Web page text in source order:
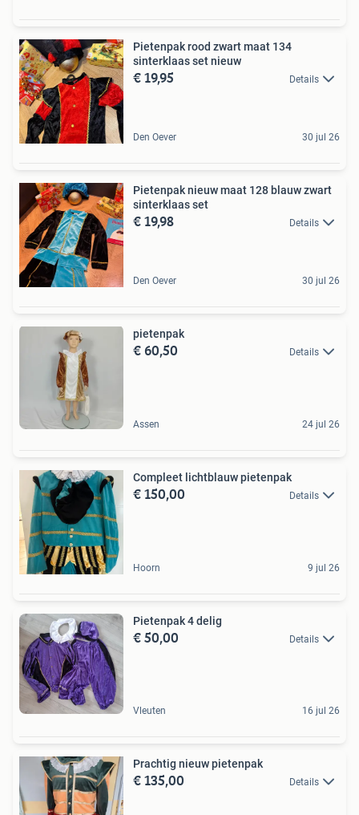
Pietenpak rood zwart maat 134
sinterklaas set nieuw
€ 19,95 Details
Den Oever 30 jul 26
Pietenpak nieuw maat 128 blauw zwart
sinterklaas set
€ 19,98 Details
Den Oever 30 jul 26
pietenpak
€ 60,50 Details
Assen 24 jul 26
Compleet lichtblauw pietenpak
€ 150,00 Details
Hoorn 9 jul 26
Pietenpak 4 delig
€ 50,00 Details
Vleuten 16 jul 26
Prachtig nieuw pietenpak
€ 135,00 Details